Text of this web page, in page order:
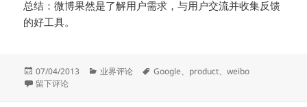
总结：微博果然是了解用户需求，与用户交流并收集反馈
的好工具。
发
布
07/04/2013
分
业界评论
标
Google、 product、weibo
于与Google拼音的工程师聊聊中文滑行输入
留下评论